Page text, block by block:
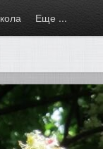
Еще ...